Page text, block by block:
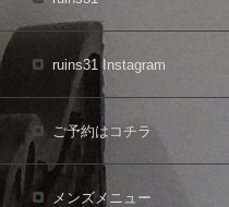
ruins31 Instagram
ご予約はコチラ
メンズメニュー